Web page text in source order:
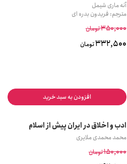
آنه ماری شیمل
مترجم: فریدون بدره ای
350,000تومان
332,500تومان
افزودن به سبد خرید
ادب و اخلاق در ایران پیش از اسلام
محمد محمدی ملایری
150,000تومان